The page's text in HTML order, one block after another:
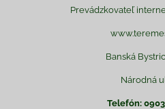
Prevádzkovateľ
Banská
Národná
Telefón: